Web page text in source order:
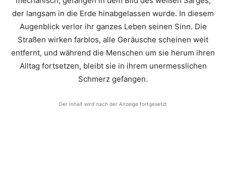
der langsam in die Erde hinabgelassen wurde. In diesem
Augenblick verlor ihr ganzes Leben seinen Sinn. Die
Straßen wirken farblos, alle Geräusche scheinen weit
entfernt, und während die Menschen um sie herum ihren
Alltag fortsetzen, bleibt sie in ihrem unermesslichen
Schmerz gefangen.
Der Inhalt wird nach der Anzeige fortgesetzt